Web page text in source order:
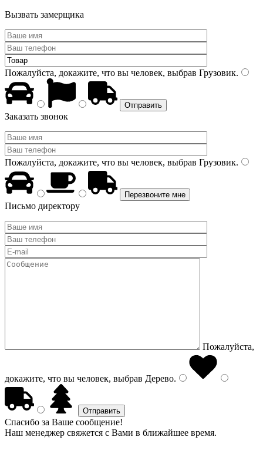
Вызвать замерщика
Пожалуйста, докажите, что вы человек, выбрав Грузовик.
Заказать звонок
Пожалуйста, докажите, что вы человек, выбрав Грузовик.
Письмо директору
Пожалуйста,
докажите, что вы человек, выбрав Дерево.
Спасибо за Ваше сообщение!
Наш менеджер свяжется с Вами в ближайшее время.